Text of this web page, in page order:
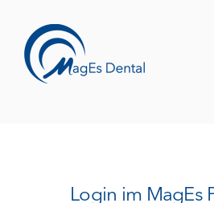
content
Login im MagEs